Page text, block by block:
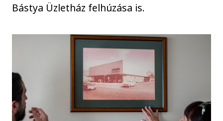
Bástya Üzletház felhúzása is.